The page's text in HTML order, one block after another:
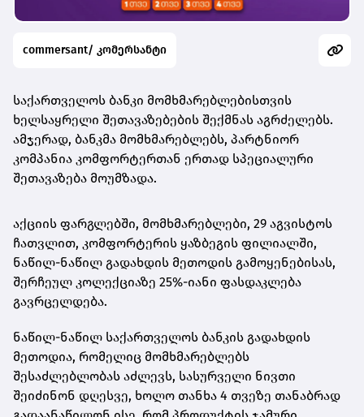
commersant/ კომერსანტი
საქართველოს ბანკი მომხმარებლებისთვის
ხელსაყრელი შეთავაზებების შექმნას აგრძელებს.
ამჯერად, ბანკმა მომხმარებლებს, პარტნიორ
კომპანია კომფორტერთან ერთად სპეციალური
შეთავაზება მოუმზადა.
აქციის ფარგლებში, მომხმარებლები, 29 აგვისტოს
ჩათვლით, კომფორტერის ყაზბეგის ფილიალში,
ნაწილ-ნაწილ გადახდის მეთოდის გამოყენებისას,
შერჩეულ კოლექციაზე 25%-იანი ფასდაკლება
გავრცელდება.
ნაწილ-ნაწილ საქართველოს ბანკის გადახდის
მეთოდია, რომელიც მომხმარებლებს
შესაძლებლობას აძლევს, სასურველი ნივთი
შეიძინონ დღესვე, ხოლო თანხა 4 თვეზე თანაბრად